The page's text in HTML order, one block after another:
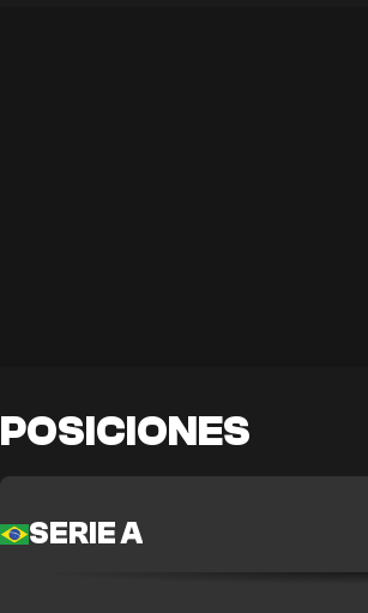
POSICIONES
SERIE A